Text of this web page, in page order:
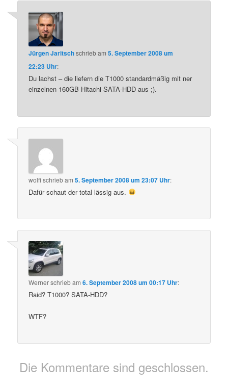
Jürgen Jaritschschriebam5. September 2008 um
22:23 Uhr:
Du lachst – die liefern die T1000 standardmäßig mit ner
einzelnen 160GB Hitachi SATA-HDD aus ;).
wolfischriebam5. September 2008 um 23:07 Uhr:
Dafür schaut der total lässig aus.
Wernerschriebam6. September 2008 um 00:17 Uhr:
Raid? T1000? SATA-HDD?
WTF?
Die Kommentare sind geschlossen.